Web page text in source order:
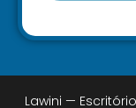
Lawini —